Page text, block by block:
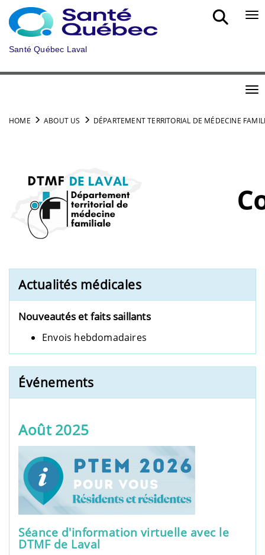
Skip to main content
Santé Québec Laval
HOME ABOUT US DÉPARTEMENT TERRITORIAL DE MÉDECINE
Actualités médicales
Nouveautés et faits saillants
Envois hebdomadaires
Événements
Août 2025
Séance d'information virtuelle avec le
DTMF de Laval